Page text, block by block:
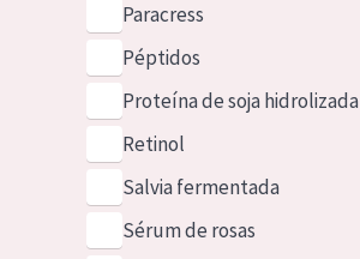
Paracress
Péptidos
Proteína de soja hidrolizada
Retinol
Salvia fermentada
Sérum de rosas